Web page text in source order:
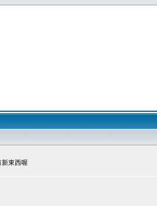
東西喔